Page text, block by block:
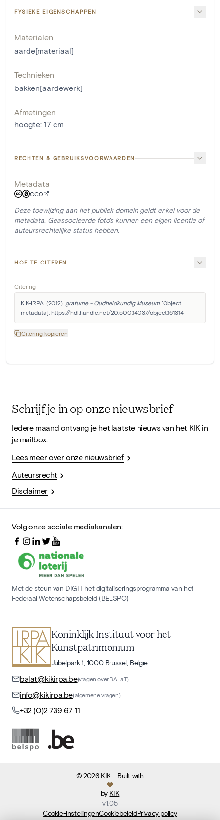
FYSIEKE EIGENSCHAPPEN
Materialen
aarde[materiaal]
Technieken
bakken[aardewerk]
Afmetingen
hoogte: 17 cm
RECHTEN & GEBRUIKSVOORWAARDEN
Metadata
CC0
Deze toewijzing aan het publiek domein geldt enkel voor de
metadata. Geassocieerde foto's kunnen een eigen licentie of
auteursrechtelijke status hebben.
HOE TE CITEREN
Citering
KIK-IRPA. (2012). grafurne - Oudheidkundig Museum [Object
metadata]. https://hdl.handle.net/20.500.14037/object.161314
Citering kopiëren
Schrijf je in op onze nieuwsbrief
Iedere maand ontvang je het laatste nieuws van het KIK in
je mailbox.
Lees meer over onze nieuwsbrief
Auteursrecht
Disclaimer
Volg onze sociale mediakanalen:
Met de steun van DIGIT, het digitaliseringsprogramma van het
Federaal Wetenschapsbeleid (BELSPO)
Koninklijk Instituut voor het
Kunstpatrimonium
Jubelpark 1, 1000 Brussel, België
balat@kikirpa.be(vragen over BALaT)
info@kikirpa.be(algemene vragen)
+32 (0)2 739 67 11
©2026 KIK - Built with
by KIK
v1.05
Cookie-instellingenCookiebeleidPrivacy policy